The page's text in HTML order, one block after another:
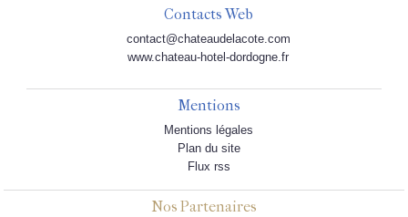
Contacts Web
contact@chateaudelacote.com
www.chateau-hotel-dordogne.fr
Mentions
Mentions légales
Plan du site
Flux rss
Nos Partenaires